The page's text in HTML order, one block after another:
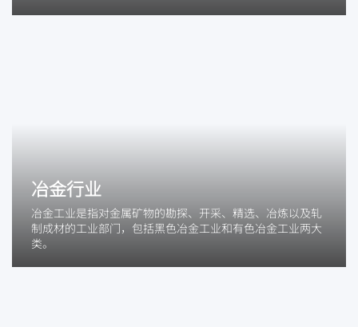
冶金行业
冶金工业是指对金属矿物的勘探、开采、精选、冶炼以及轧
制成材的工业部门，包括黑色冶金工业和有色冶金工业两大
类。